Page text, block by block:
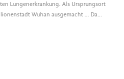
Lungenerkrankung. Als Ursprungsort
Wuhan ausgemacht ... Da…